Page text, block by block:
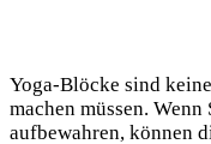
Yoga-Blöcke sind
⁣machen‌ müssen.
aufbewahren,⁢ können⁢